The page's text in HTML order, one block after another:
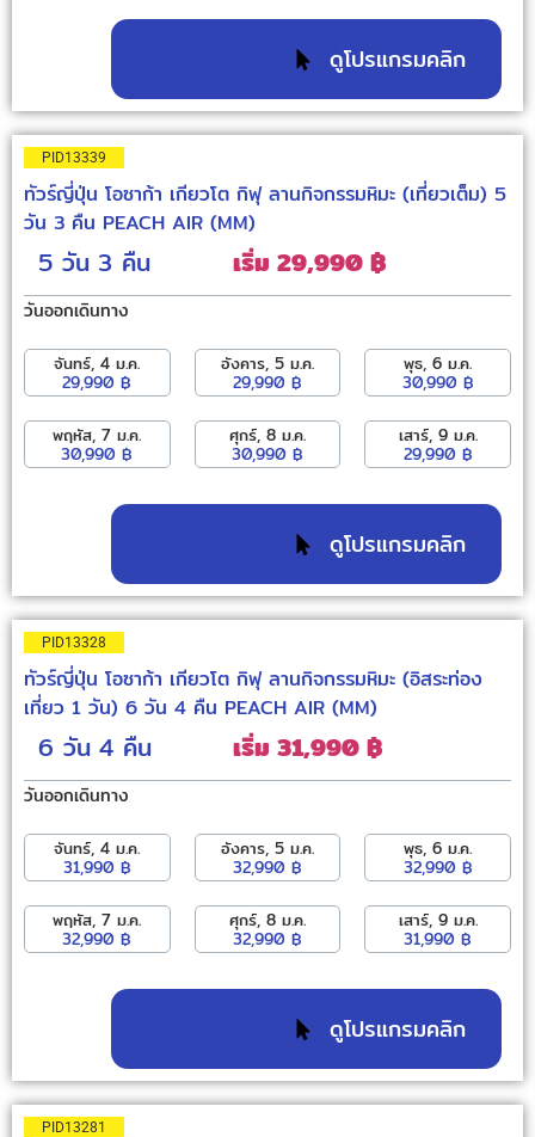
ดูโปรแกรมคลิก
PID13339
ทัวร์ญี่ปุ่น โอซาก้า เกียวโต กิฟุ ลานกิจกรรมหิมะ (เที่ยวเต็ม) 5
วัน 3 คืน PEACH AIR (MM)
5 วัน 3 คืน เริ่ม 29,990 ฿
วันออกเดินทาง
จันทร์, 4 ม.ค.
29,990 ฿
อังคาร, 5 ม.ค.
29,990 ฿
พุธ, 6 ม.ค.
30,990 ฿
พฤหัส, 7 ม.ค.
30,990 ฿
ศุกร์, 8 ม.ค.
30,990 ฿
เสาร์, 9 ม.ค.
29,990 ฿
ดูโปรแกรมคลิก
PID13328
ทัวร์ญี่ปุ่น โอซาก้า เกียวโต กิฟุ ลานกิจกรรมหิมะ (อิสระท่อง
เที่ยว 1 วัน) 6 วัน 4 คืน PEACH AIR (MM)
6 วัน 4 คืน เริ่ม 31,990 ฿
วันออกเดินทาง
จันทร์, 4 ม.ค.
31,990 ฿
อังคาร, 5 ม.ค.
32,990 ฿
พุธ, 6 ม.ค.
32,990 ฿
พฤหัส, 7 ม.ค.
32,990 ฿
ศุกร์, 8 ม.ค.
32,990 ฿
เสาร์, 9 ม.ค.
31,990 ฿
ดูโปรแกรมคลิก
PID13281